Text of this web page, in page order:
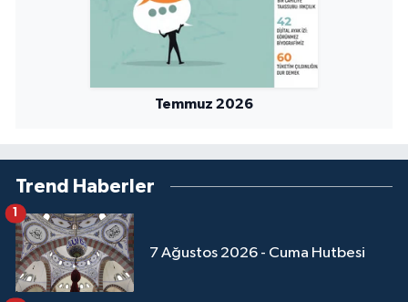
Temmuz 2026
Trend Haberler
7 Ağustos 2026 - Cuma Hutbesi
1
Kars Müftülüğü
Kırıkkale Müftülüğü
Kırklareli Müftülüğü